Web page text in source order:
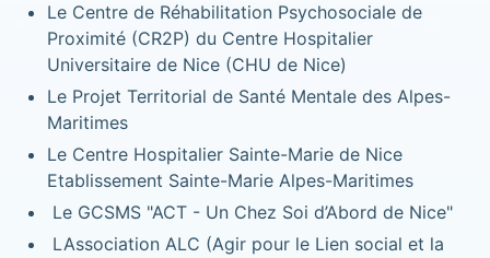
Le Centre de Réhabilitation Psychosociale de
Proximité (CR2P) du Centre Hospitalier
Universitaire de Nice (CHU de Nice)
Le Projet Territorial de Santé Mentale des Alpes-
Maritimes
Le Centre Hospitalier Sainte-Marie de Nice
Etablissement Sainte-Marie Alpes-Maritimes
Le GCSMS "ACT - Un Chez Soi d’Abord de Nice"
LAssociation ALC (Agir pour le Lien social et la